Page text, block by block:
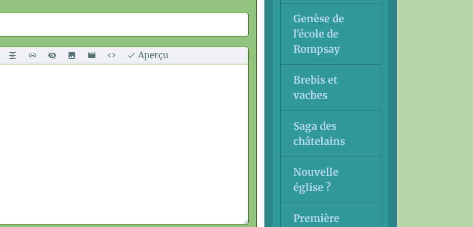
Aperçu
Genèse de
l'école de
Rompsay
Brebis et
vaches
Saga des
châtelains
Nouvelle
église ?
Première